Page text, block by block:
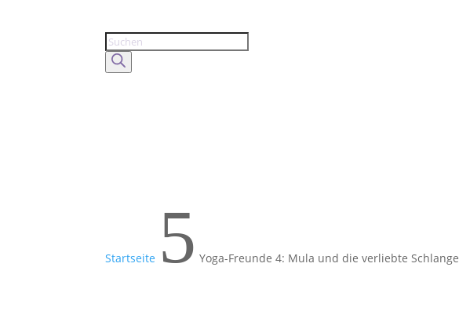
Products
search
Startseite 5 Yoga-Freunde 4: Mula und die verliebte Schlange